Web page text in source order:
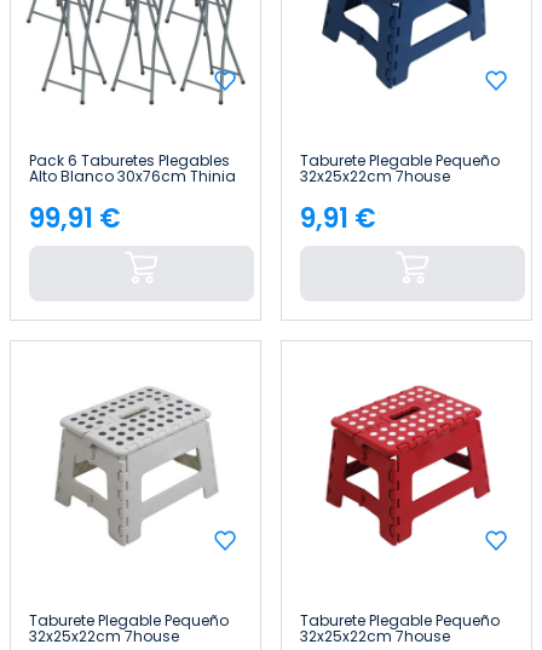
Pack 6 Taburetes Plegables
Alto Blanco 30x76cm Thinia
Precio
99,91 €
Taburete Plegable Pequeño
32x25x22cm 7house
Precio
9,91 €
Taburete Plegable Pequeño
32x25x22cm 7house
Taburete Plegable Pequeño
32x25x22cm 7house